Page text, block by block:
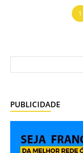
1
PUBLICIDADE